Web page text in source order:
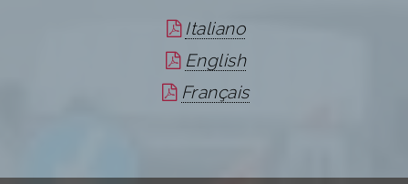
Italiano
English
Français